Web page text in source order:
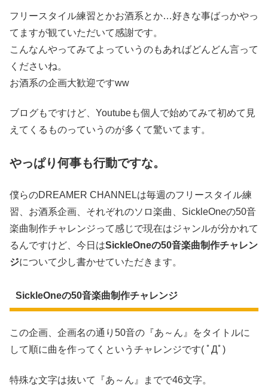
フリースタイル練習とかお酒系とか…好きな事ばっかやっ
てますが観ていただいて感謝です。
こんなんやってみてよっていうのもあればどんどん言って
くださいね。
お酒系の企画大歓迎ですww
ブログもですけど、Youtubeも個人で始めてみて初めて見
えてくるものっていうのが多くて驚いてます。
やっぱり何事も行動ですな。
僕らのDREAMER CHANNELは毎週のフリースタイル練
習、お酒系企画、それぞれのソロ楽曲、SickleOneの50音
楽曲制作チャレンジって感じで現在はジャンルが分かれて
るんですけど、今日はSickleOneの50音楽曲制作チャレン
ジについて少し書かせていただきます。
SickleOneの50音楽曲制作チャレンジ
この企画、企画名の通り50音の『あ～ん』をタイトルに
して順に曲を作ってくというチャレンジです( ﾟДﾟ)
特殊な文字は抜いて『あ～ん』までで46文字。